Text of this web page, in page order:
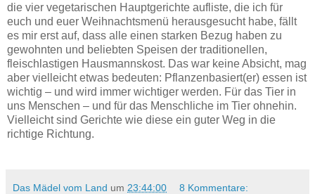
die vier vegetarischen Hauptgerichte aufliste, die ich für
euch und euer Weihnachtsmenü herausgesucht habe, fällt
es mir erst auf, dass alle einen starken Bezug haben zu
gewohnten und beliebten Speisen der traditionellen,
fleischlastigen Hausmannskost. Das war keine Absicht, mag
aber vielleicht etwas bedeuten: Pflanzenbasiert(er) essen ist
wichtig – und wird immer wichtiger werden. Für das Tier in
uns Menschen – und für das Menschliche im Tier ohnehin.
Vielleicht sind Gerichte wie diese ein guter Weg in die
richtige Richtung.
Das Mädel vom Land um 23:44:00 8 Kommentare: